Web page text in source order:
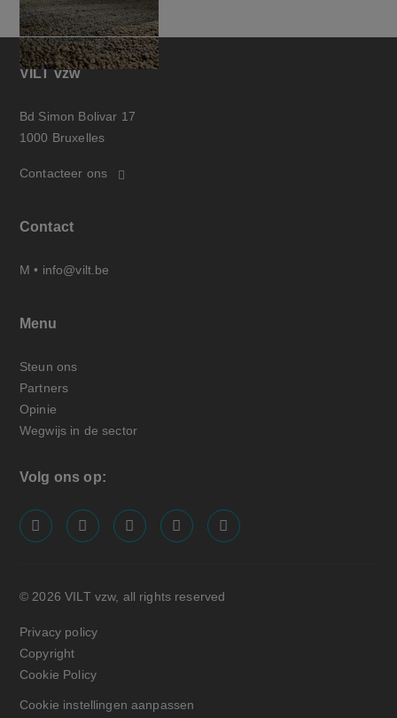
VILT vzw
Bd Simon Bolivar 17
1000 Bruxelles
Contacteer ons
Contact
M • info@vilt.be
Menu
Steun ons
Partners
Opinie
Wegwijs in de sector
Volg ons op:
screenreader.visit us on our facebook page: https://
screenreader.visit us on our linkedin page:
screenreader.visit us on our
screenreader.visit us on our x
screenreader.visit us on
© 2026 VILT vzw, all rights reserved
Privacy policy
Copyright
Cookie Policy
Cookie instellingen aanpassen